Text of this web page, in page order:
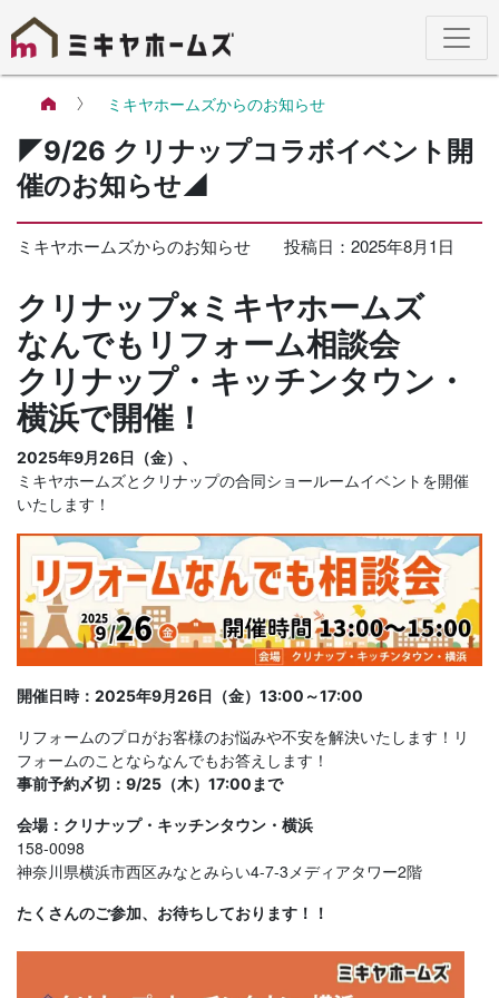
ミキヤホームズからのお知らせ
◤9/26 クリナップコラボイベント開
催のお知らせ◢
ミキヤホームズからのお知らせ 投稿日：2025年8月1日
クリナップ×ミキヤホームズ
なんでもリフォーム相談会
クリナップ・キッチンタウン・
横浜で開催！
2025年9月26日（金）、
ミキヤホームズとクリナップの合同ショールームイベントを開催
いたします！
開催日時：2025年9月26日（金）13:00～17:00
リフォームのプロがお客様のお悩みや不安を解決いたします！リ
フォームのことならなんでもお答えします！
事前予約〆切：9/25（木）17:00まで
会場：クリナップ・キッチンタウン・横浜
158-0098
神奈川県横浜市西区みなとみらい4-7-3メディアタワー2階
たくさんのご参加、お待ちしております！！